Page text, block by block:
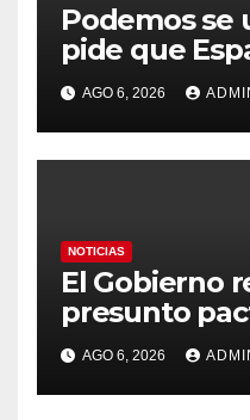
Podemos se
pide que
el Mundial
Marruecos
contra la
AGO 6, 2026
NOTICIAS
El Gobierno
presunto
con
la final del
«Tiene que
AGO 6, 2026